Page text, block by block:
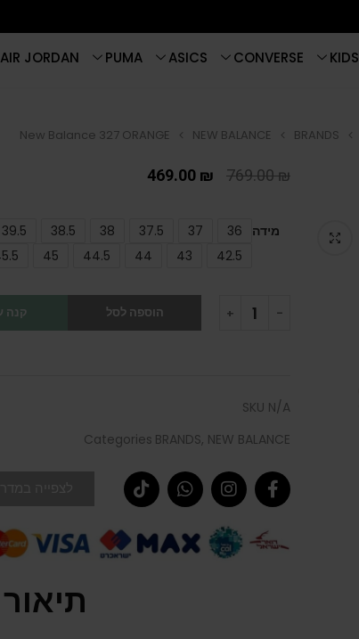
KIDS
CONVERSE
ASICS
PUMA
AIR JORDAN
BRANDS
NEW BALANCE
New Balance 327 ORANGE
769.00₪
469.00 ₪
מידה 36
37
37.5
38
38.5
39.5
42.5
43
44
44.5
45
הוספה לסל קנה
SKU N/A
Categories BRANDS, NEW BALANCE
תיאור